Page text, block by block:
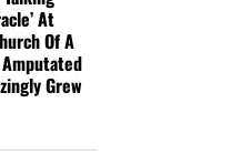
At
Of A
Grew